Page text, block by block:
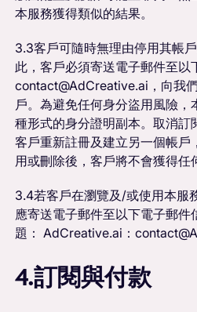
本服務獲得類似的結果。
3.3客戶可隨時無理由停用其帳
此，客戶必須寄送電子郵件至以
contact@AdCreative.ai，向我
戶。為避免任何身分盜用風險
種形式的身分證明副本。取消訂
客戶重新註冊及建立另一個帳戶
用或刪除後，客戶將不會獲得任
3.4若客戶在瀏覽及/或使用本服
應寄送電子郵件至以下電子郵件
題： AdCreative.ai：
4.訂閱與付款